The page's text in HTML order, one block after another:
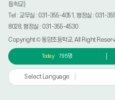
목,
작
성
자,
등
록
일,
조
회
등학교)
Tel : 교무실 : 031-355-4051, 행정실 : 031-
8028, 행정실 : 031-355-4530
Copyright © 동양초등학교, All Right
Today 795명
Select Language